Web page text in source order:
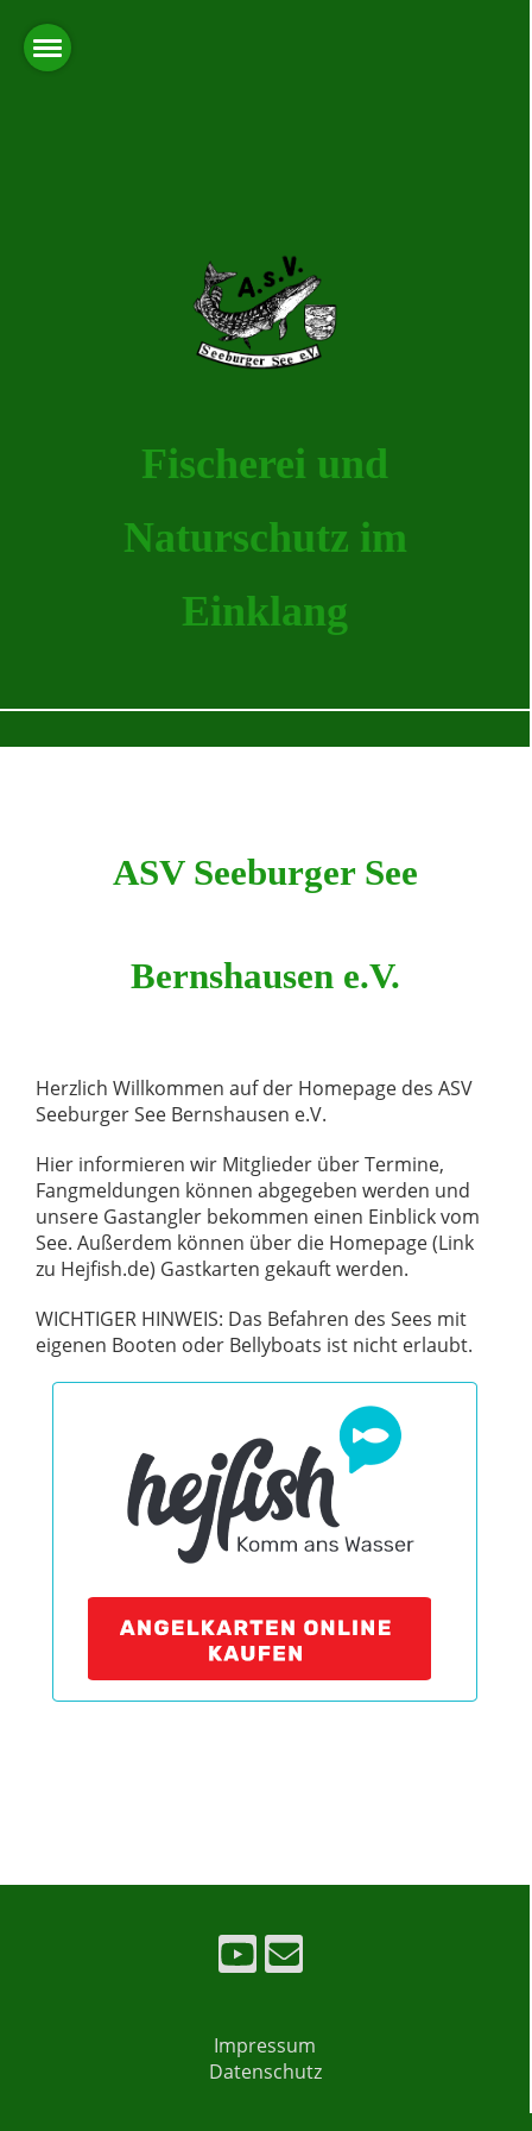
Fischerei und
Naturschutz im
Einklang
ASV Seeburger See
Bernshausen e.V.
Herzlich Willkommen auf der Homepage des ASV
Seeburger See Bernshausen e.V.
Hier informieren wir Mitglieder über Termine,
Fangmeldungen können abgegeben werden und
unsere Gastangler bekommen einen Einblick vom
See. Außerdem können über die Homepage (Link
zu Hejfish.de) Gastkarten gekauft werden.
WICHTIGER HINWEIS: Das Befahren des Sees mit
eigenen Booten oder Bellyboats ist nicht erlaubt.
Impressum
Datenschutz